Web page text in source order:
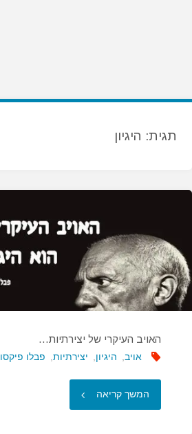
תגית: היגיון
האויב העיקרי של יצירתיות…
אויב, היגיון, יצירתיות, פבלו פיקסו
המשך קריאה "האויב